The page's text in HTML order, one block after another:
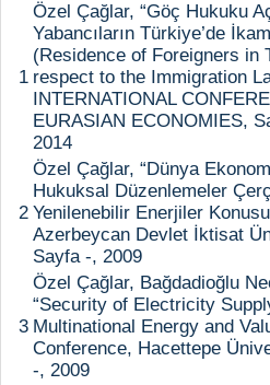
1
Özel Çağlar, “Göç Hukuku
Yabancıların Türkiye’de
(Residence of Foreigners in
respect to the Immigration
INTERNATIONAL
EURASIAN ECONOMIES,
2014
2
Özel Çağlar, “Dünya
Hukuksal Düzenlemeler
Yenilenebilir Enerjiler
Azerbeycan Devlet İktisat
Sayfa -, 2009
3
Özel Çağlar, Bağdadioğlu
“Security of Electricity
Multinational Energy and
Conference, Hacettepe
-, 2009